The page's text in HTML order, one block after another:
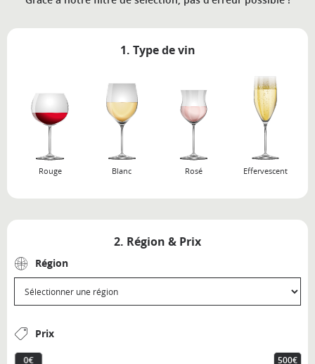
1. Type de vin
Rouge Blanc Rosé Effervescent
2. Région & Prix
Région
Prix
0€ 500€